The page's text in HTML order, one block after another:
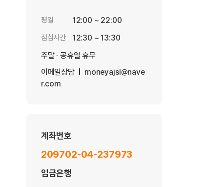
평일 12:00 ~ 22:00
점심시간
12:30 ~ 13:30
주말 · 공휴일 휴무
이메일상담
moneyajsl@nave
r.com
계좌번호
209702-04-237973
입금은행